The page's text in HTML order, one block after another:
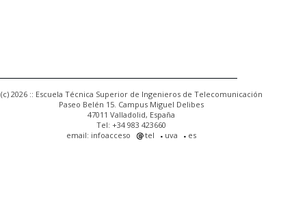
(c) 2026 :: Escuela Técnica Superior de Ingenieros de Telecomunicación
Paseo Belén 15. Campus Miguel Delibes
47011 Valladolid, España
Tel: +34 983 423660
email: infoacceso
tel uva es